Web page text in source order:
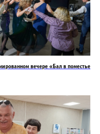
вечере «Бал в поместье